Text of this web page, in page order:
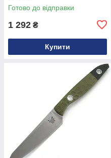
Готово до відправки
1 292 ₴
Купити